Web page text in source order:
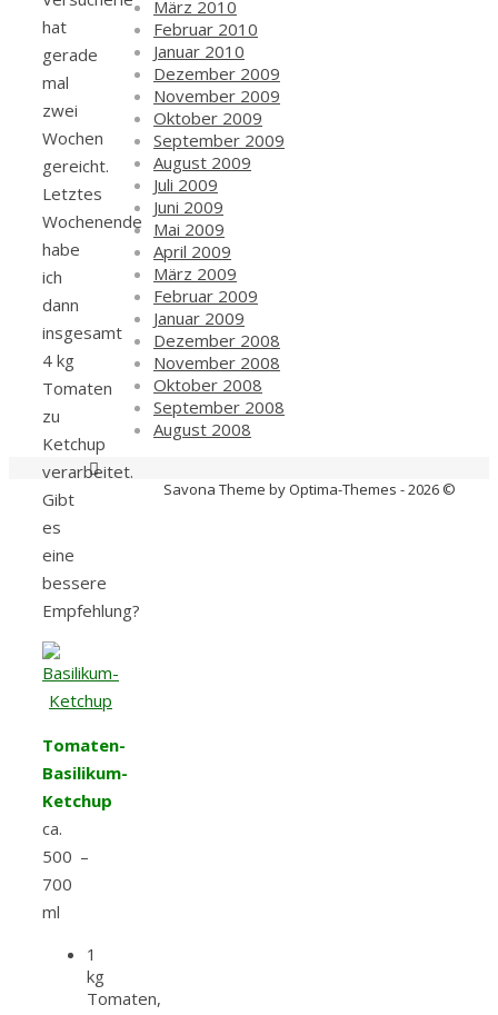
hat
gerade
mal
zwei
Wochen
gereicht.
Letztes
Wochenende
habe
ich
dann
insgesamt
4 kg
Tomaten
zu
Ketchup
verarbeitet.
Gibt
es
eine
bessere
Empfehlung?
Tomaten-
Basilikum-
Ketchup
ca.
500 –
700
ml
1
kg
Tomaten,
März 2010
Februar 2010
Januar 2010
Dezember 2009
November 2009
Oktober 2009
September 2009
August 2009
Juli 2009
Juni 2009
Mai 2009
April 2009
März 2009
Februar 2009
Januar 2009
Dezember 2008
November 2008
Oktober 2008
September 2008
August 2008
Savona Theme by Optima-Themes - 2026 ©